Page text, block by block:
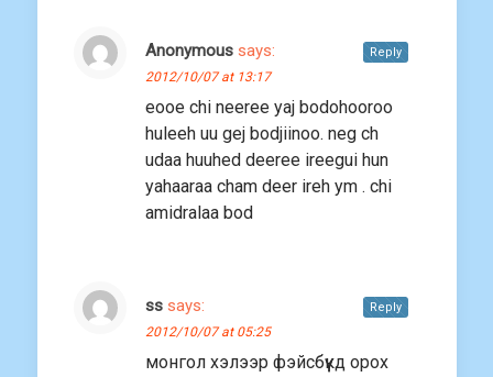
Anonymous says:
2012/10/07 at 13:17
eooe chi neeree yaj bodohooroo
huleeh uu gej bodjiinoo. neg ch
udaa huuhed deeree ireegui hun
yahaaraa cham deer ireh ym . chi
amidralaa bod
Reply
ss says:
2012/10/07 at 05:25
монгол хэлээр фэйсбүүкд орох
Reply